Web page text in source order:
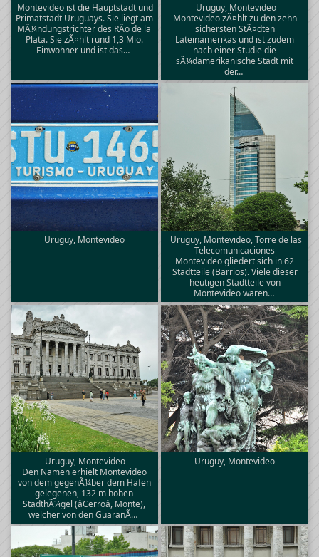
Montevideo ist die Hauptstadt und
Primatstadt Uruguays. Sie liegt am
MÃ¼ndungstrichter des RÃ­o de la
Plata. Sie zÃ¤hlt rund 1,3 Mio.
Einwohner und ist das…
Uruguy, Montevideo
Montevideo zÃ¤hlt zu den zehn
sichersten StÃ¤dten
Lateinamerikas und ist zudem
nach einer Studie die
sÃ¼damerikanische Stadt mit
der…
Uruguy, Montevideo
Uruguy, Montevideo, Torre de las
Telecomunicaciones
Montevideo gliedert sich in 62
Stadtteile (Barrios). Viele dieser
heutigen Stadtteile von
Montevideo waren…
Uruguy, Montevideo
Den Namen erhielt Montevideo
von dem gegenÃ¼ber dem Hafen
gelegenen, 132 m hohen
StadthÃ¼gel (âCerroâ, Monte),
welcher von den GuaranÃ­…
Uruguy, Montevideo